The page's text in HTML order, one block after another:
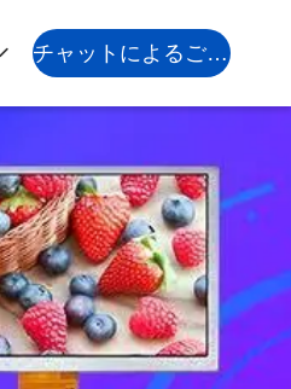
チャットによるご相談